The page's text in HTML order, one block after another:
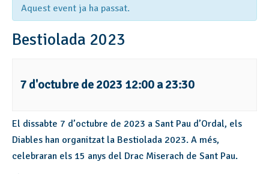
Aquest event ja ha passat.
Bestiolada 2023
7 d'octubre de 2023 12:00 a23:30
El dissabte 7 d’octubre de 2023 a Sant Pau d’Ordal, els
Diables han organitzat la Bestiolada 2023. A més,
celebraran els 15 anys del Drac Miserach de Sant Pau.